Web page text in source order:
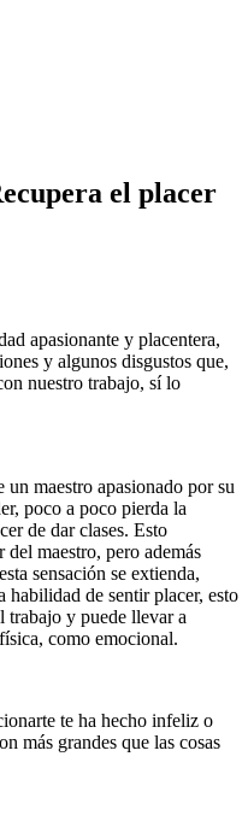
el placer
apasionante y placentera,
y algunos disgustos que,
nuestro trabajo, sí lo
maestro apasionado por su
poco a poco pierda la
de dar clases. Esto
del maestro, pero además
sensación se extienda,
habilidad de sentir placer, esto
trabajo y puede llevar a
como emocional.
te ha hecho infeliz o
más grandes que las cosas